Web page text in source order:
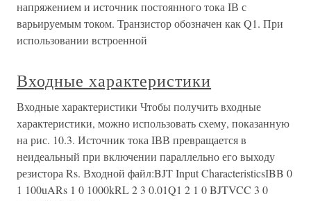
напряжением и источник постоянного тока IВ с
варьируемым током. Транзистор обозначен как Q1. При
использовании встроенной
Входные характеристики
Входные характеристики Чтобы получить входные
характеристики, можно использовать схему, показанную
на рис. 10.3. Источник тока IВВ превращается в
неидеальный при включении параллельно его выходу
резистора Rs. Входной файл:BJT Input CharacteristicsIBB 0
1 100uARs 1 0 1000kRL 2 3 0.01Q1 2 1 0 BJTVCC 3 0